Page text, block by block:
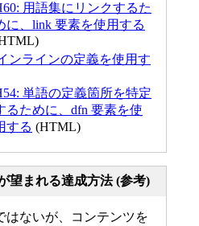
用語集にリンクするた
に、link 要素を使用する
ンラインの定義を使用す
単語の定義箇所を特定
るために、dfn 要素を使
する (HTML)
望まれる達成方法 (参考)
はないが、コンテンツを